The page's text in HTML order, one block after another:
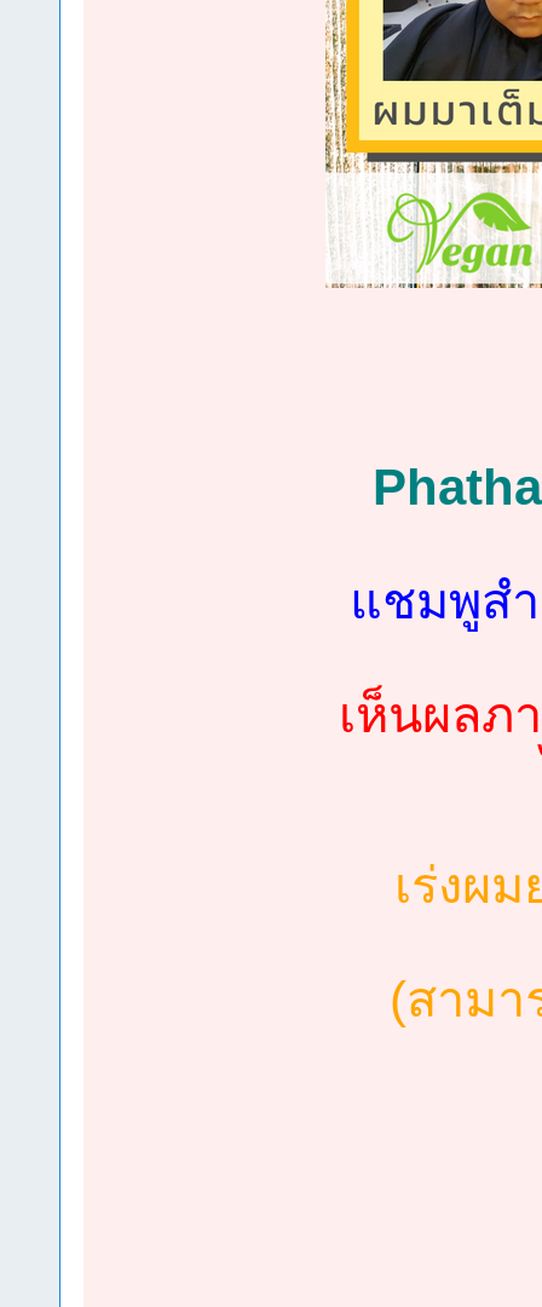
แชมพูส
เห็นผลภ
เร่งผ
(สาม